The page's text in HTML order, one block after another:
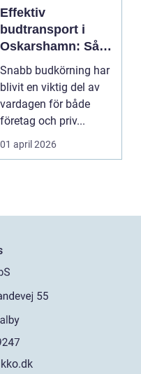
Effektiv
budtransport i
Oskarshamn: Så
väljer företag och
privatpersoner rätt
lösning
Snabb budkörning har
blivit en viktig del av
vardagen för både
företag och priv...
01 april 2026